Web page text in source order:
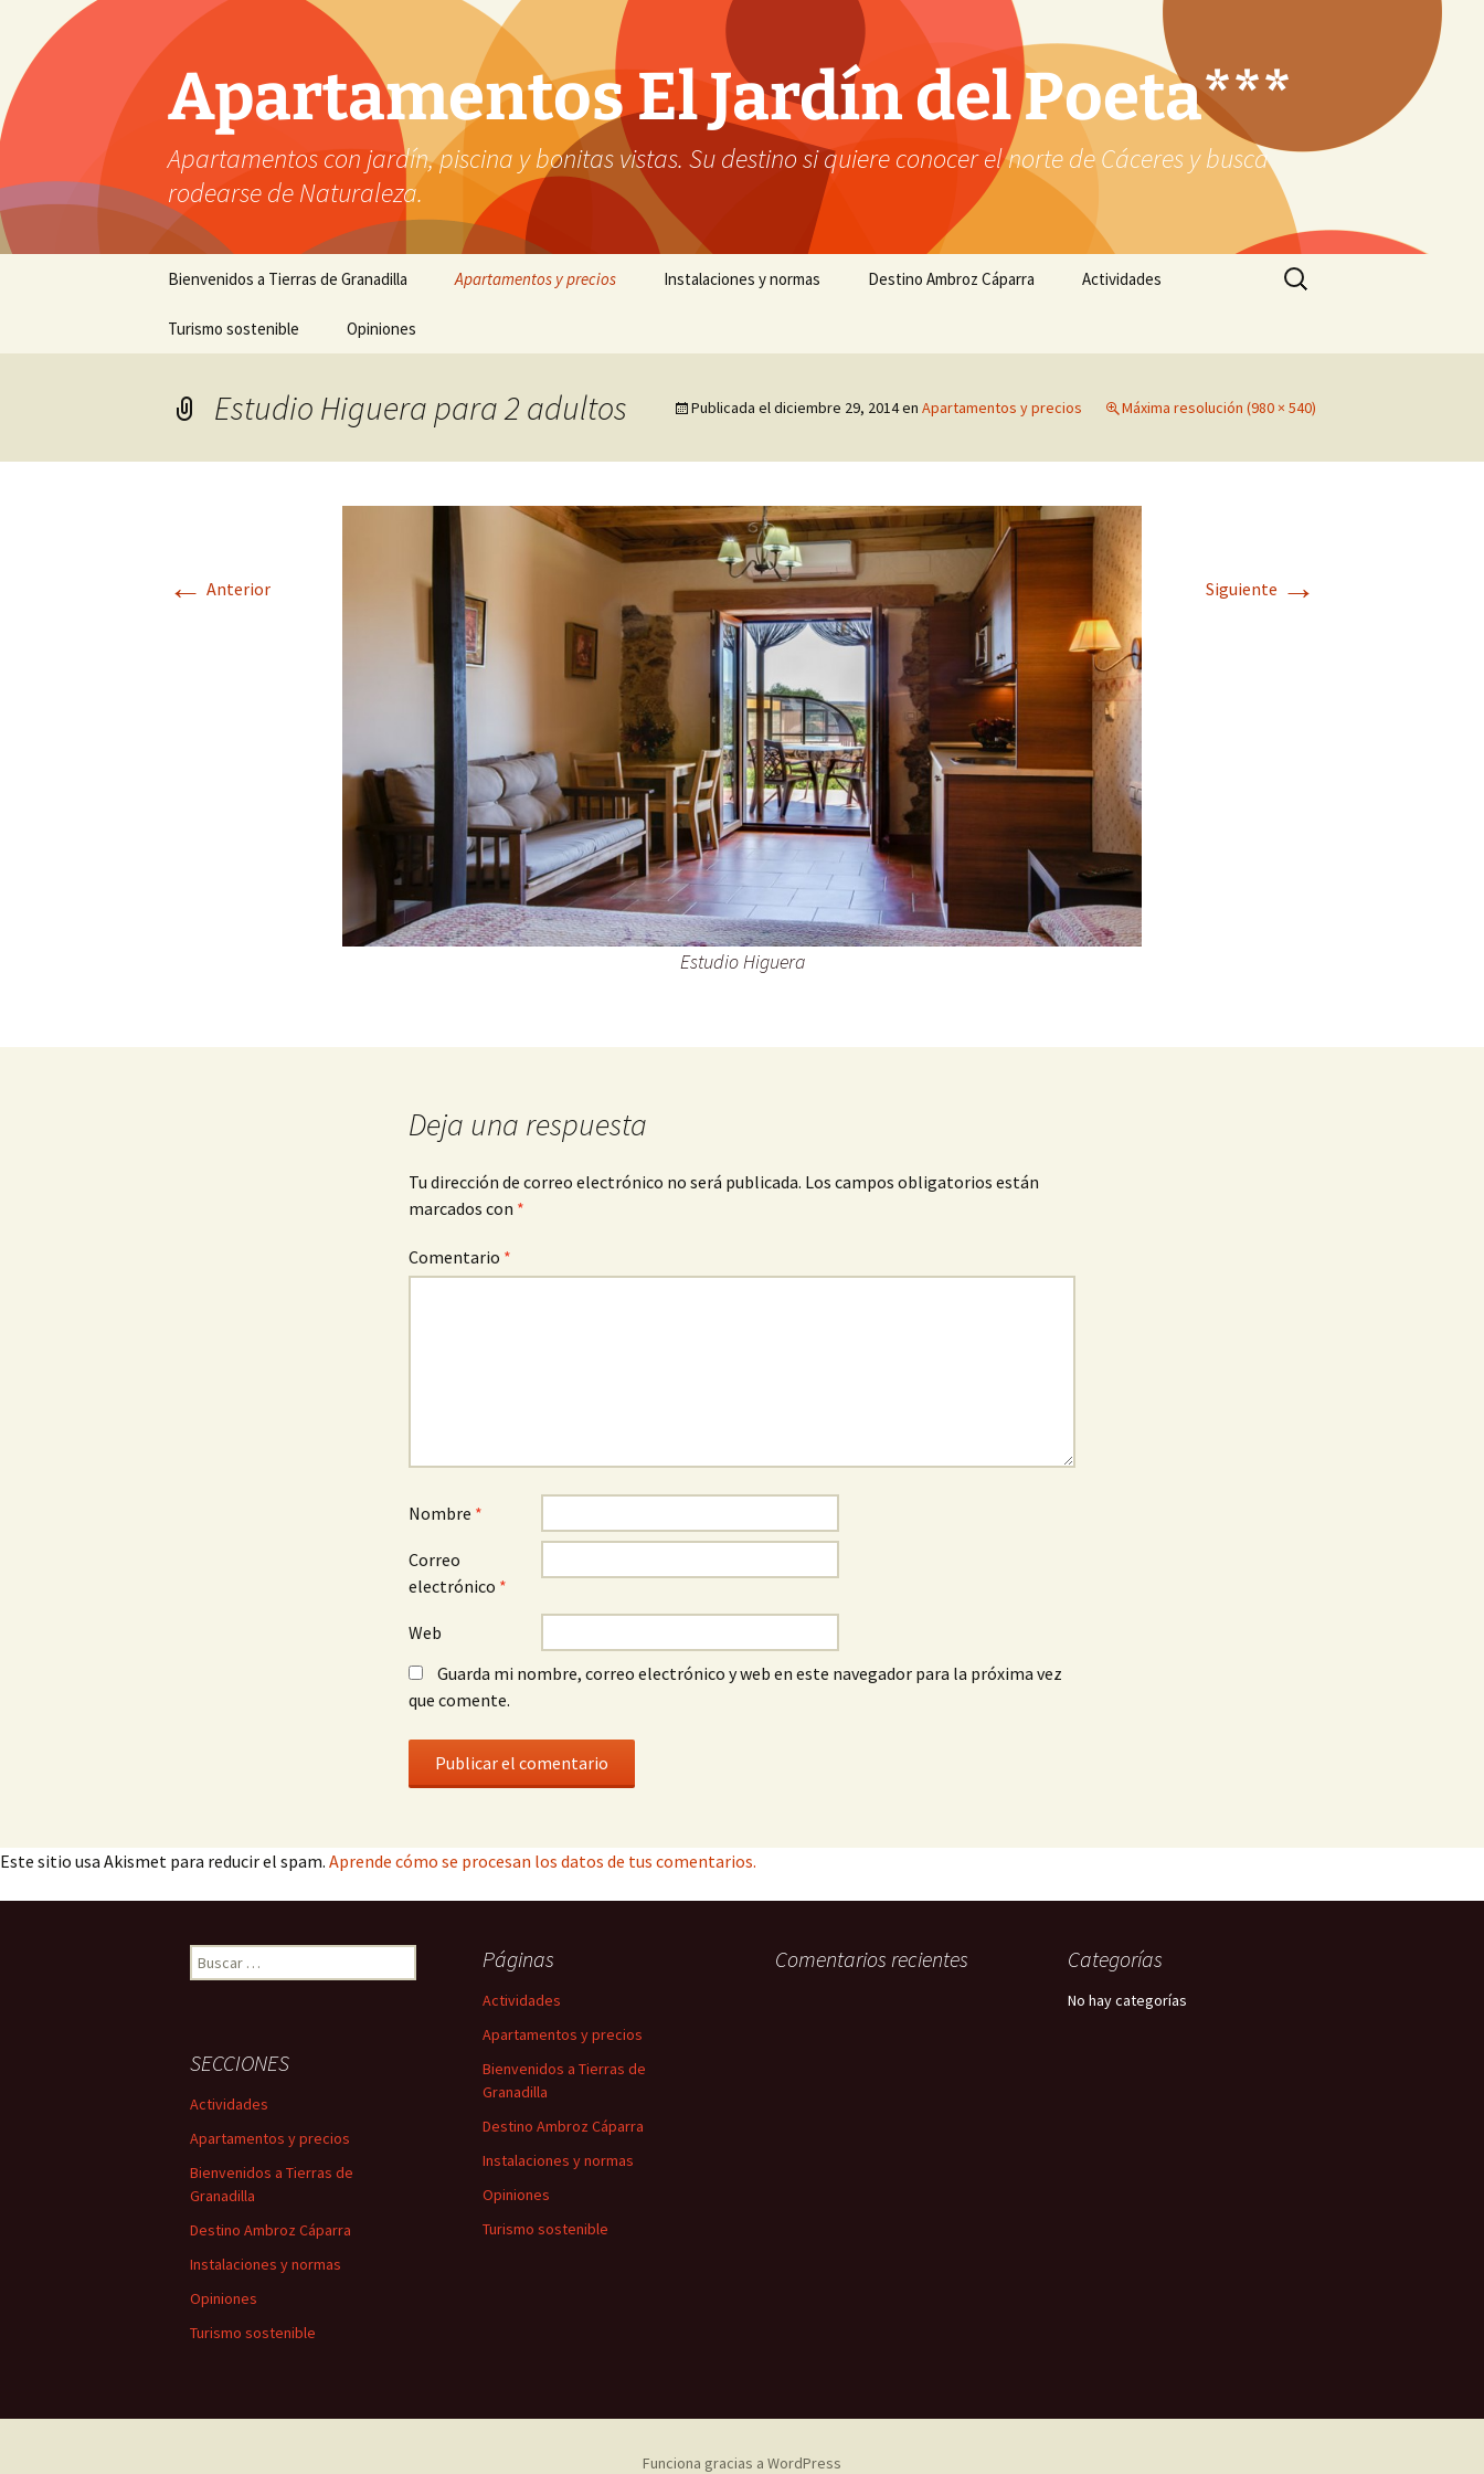
Apartamentos El Jardín del Poeta***
Apartamentos con jardín, piscina y bonitas vistas. Su destino si quiere conocer el norte de Cáceres y busca
rodearse de Naturaleza.
contenido
Bienvenidos a Tierras de Granadilla Apartamentos y precios Instalaciones y normas Destino Ambroz Cáparra Actividades
Turismo sostenible Opiniones
Buscar:
Estudio Higuera para 2 adultos Publicada eldiciembre 29, 2014en Apartamentos y precios Máxima resolución (980 × 540)
← Anterior Siguiente →
Estudio Higuera
Deja una respuesta
Tu dirección de correo electrónico no será publicada. Los campos obligatorios están
marcados con *
Comentario *
Nombre *
Correo
electrónico *
Web
Guarda mi nombre, correo electrónico y web en este navegador para la próxima vez
que comente.
Este sitio usa Akismet para reducir el spam. Aprende cómo se procesan los datos de tus comentarios.
Buscar: Páginas
Actividades
Apartamentos y precios
Bienvenidos a Tierras de
Granadilla
Destino Ambroz Cáparra
Instalaciones y normas
Opiniones
Turismo sostenible
Comentarios recientes Categorías
No hay categorías
SECCIONES
Actividades
Apartamentos y precios
Bienvenidos a Tierras de
Granadilla
Destino Ambroz Cáparra
Instalaciones y normas
Opiniones
Turismo sostenible
Funciona gracias a WordPress